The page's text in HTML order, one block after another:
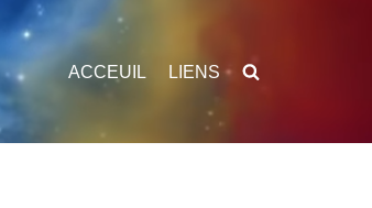
ACCEUIL LIENS